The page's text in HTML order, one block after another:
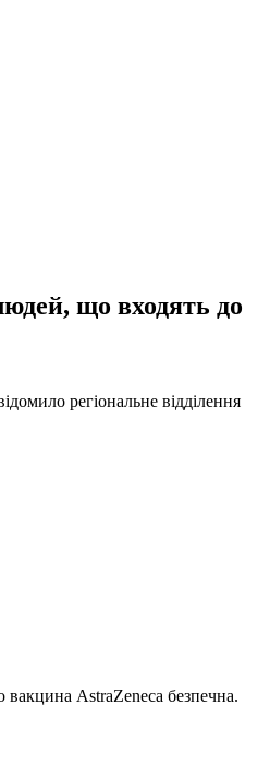
що входять до
регіональне відділення
AstraZeneca безпечна.